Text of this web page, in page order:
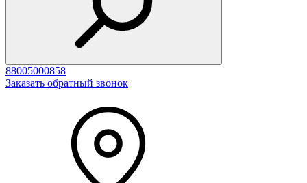
88005000858
Заказать обратный звонок